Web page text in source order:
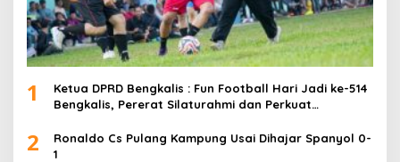
1
Ketua DPRD Bengkalis : Fun Football Hari Jadi ke-514
Bengkalis, Pererat Silaturahmi dan Perkuat
2
Ronaldo Cs Pulang Kampung Usai Dihajar Spanyol 0-
1